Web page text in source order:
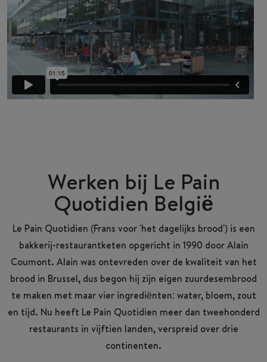
Werken bij Le Pain
Quotidien België
Le Pain Quotidien (Frans voor 'het dagelijks brood') is een
bakkerij-restaurantketen opgericht in 1990 door Alain
Coumont. Alain was ontevreden over de kwaliteit van het
brood in Brussel, dus begon hij zijn eigen zuurdesembrood
te maken met maar vier ingrediënten: water, bloem, zout
en tijd. Nu heeft Le Pain Quotidien meer dan tweehonderd
restaurants in vijftien landen, verspreid over drie
continenten.